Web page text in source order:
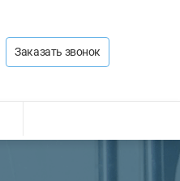
Заказать звонок